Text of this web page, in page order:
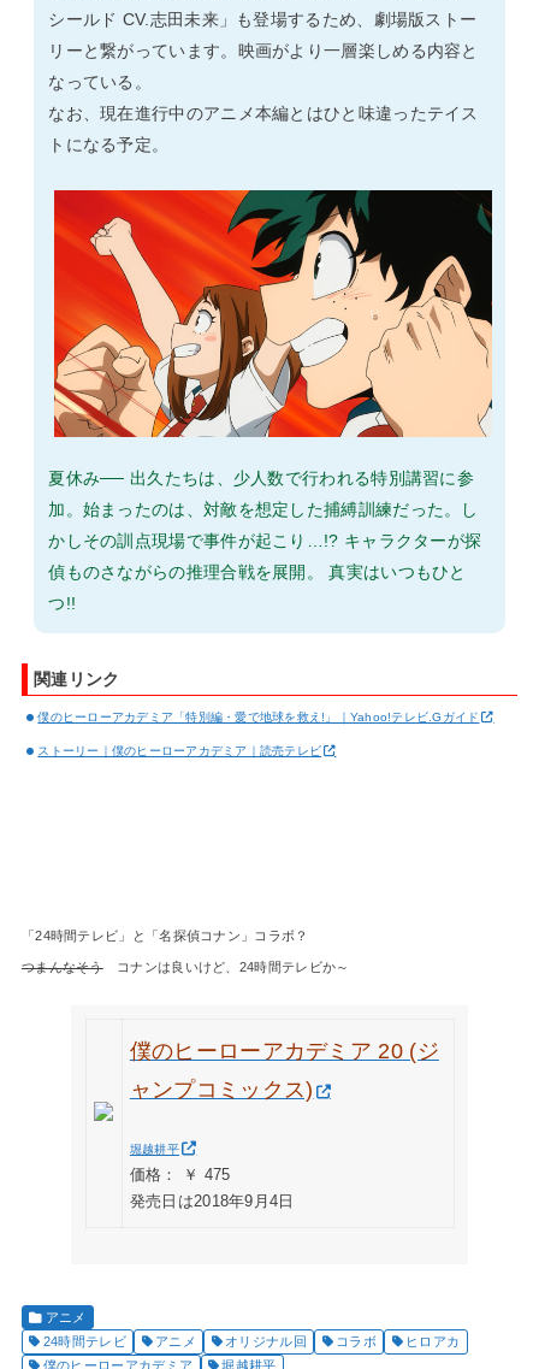
シールド CV.志田未来」も登場するため、劇場版ストー
リーと繋がっています。映画がより一層楽しめる内容と
なっている。
なお、現在進行中のアニメ本編とはひと味違ったテイス
トになる予定。
夏休み── 出久たちは、少人数で行われる特別講習に参
加。始まったのは、対敵を想定した捕縛訓練だった。し
かしその訓点現場で事件が起こり…!? キャラクターが探
偵ものさながらの推理合戦を展開。 真実はいつもひと
つ!!
関連リンク
僕のヒーローアカデミア「特別編・愛で地球を救え!」｜Yahoo!テレビ.Gガイド
ストーリー｜僕のヒーローアカデミア｜読売テレビ
「24時間テレビ」と「名探偵コナン」コラボ？
つまんなそうコナンは良いけど、24時間テレビか～
僕のヒーローアカデミア 20 (ジ
ャンプコミックス)
堀越耕平
価格： ￥ 475
発売日は2018年9月4日
アニメ
24時間テレビ
アニメ オリジナル回 コラボ
ヒロアカ
僕のヒーローアカデミア
堀越耕平